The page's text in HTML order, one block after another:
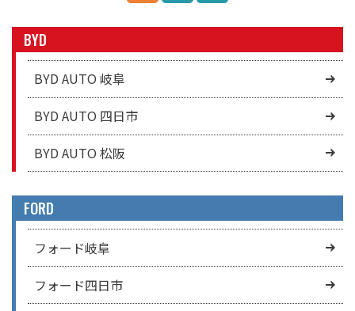
BYD
BYD AUTO 岐阜
BYD AUTO 四日市
BYD AUTO 松阪
FORD
フォード岐阜
フォード四日市